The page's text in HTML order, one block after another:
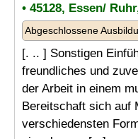
• 45128, Essen/
Abgeschlossene
[. .. ] Sonstigen
freundliches und
der Arbeit in einem
Bereitschaft sich auf
verschiedensten